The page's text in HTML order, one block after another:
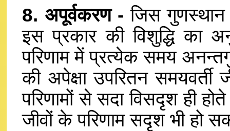
8. अपूर्वकरण - जिस गुणस्थान
इस प्रकार की विशुद्धि
परिणाम में प्रत्येक समय
की अपेक्षा उपरितन
परिणामों से सदा विसदृश ही
जीवों के परिणाम सदृश भी हो